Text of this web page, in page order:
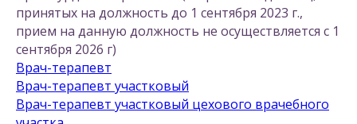
принятых на должность до 1 сентября 2023 г.,
прием на данную должность не осуществляется с 1
сентября 2026 г)
Врач-терапевт
Врач-терапевт участковый
Врач-терапевт участковый цехового врачебного